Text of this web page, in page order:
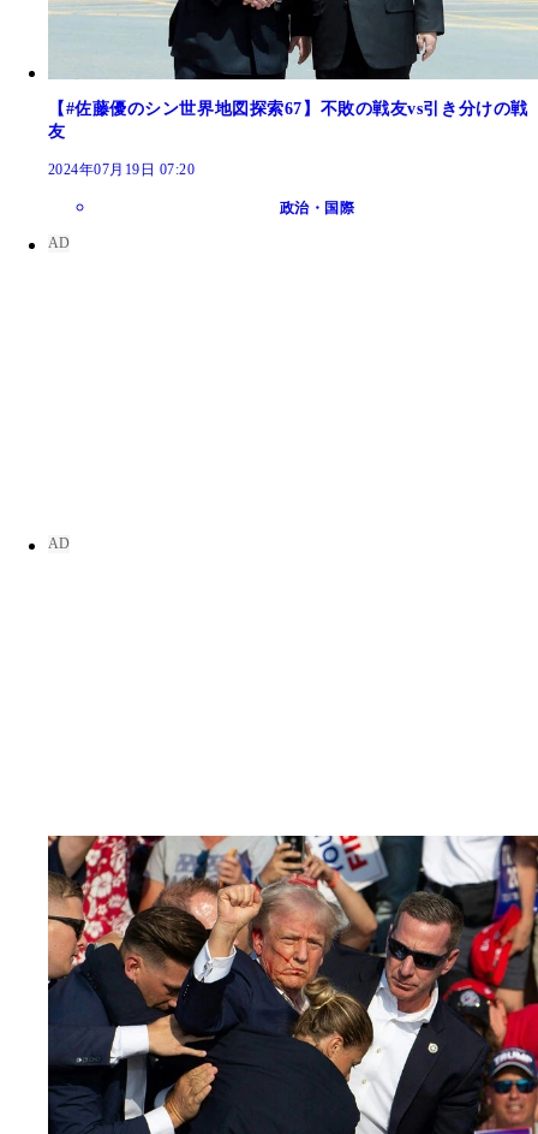
【#佐藤優のシン世界地図探索67】不敗の戦友vs引き分けの戦
友
2024年07月19日 07:20
政治・国際